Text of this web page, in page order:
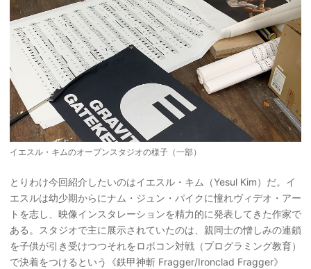
イエスル・キムのオープンスタジオの様子（一部）
とりわけ今回紹介したいのはイエスル・キム（Yesul Kim）だ。イ
エスルは幼少期からにナム・ジュン・パイクに憧れヴィデオ・アー
トを志し、映像インスタレーションを精力的に発表してきた作家で
ある。スタジオで主に展示されていたのは、親同士の憎しみの連鎖
を子供が引き受けつつそれをロボコン対戦（プログラミング教育）
で決着をつけるという《鉄甲神斬 Fragger/Ironclad Fragger》